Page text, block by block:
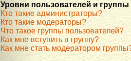
Уровни пользователей и группы
Кто такие администраторы?
Кто такие модераторы?
Что такое группы пользователей?
Как мне вступить в группу?
Как мне стать модератором